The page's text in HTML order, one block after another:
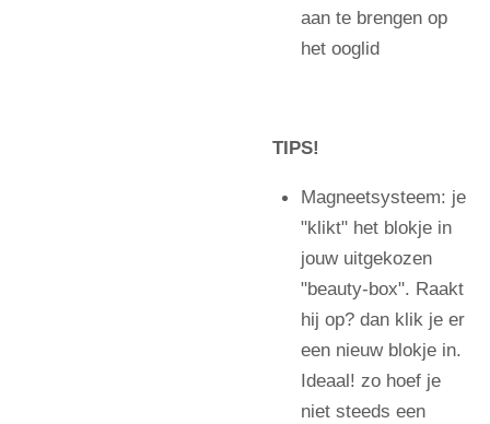
aan te brengen op
het ooglid
TIPS!
Magneetsysteem: je
"klikt" het blokje in
jouw uitgekozen
"beauty-box". Raakt
hij op? dan klik je er
een nieuw blokje in.
Ideaal! zo hoef je
niet steeds een